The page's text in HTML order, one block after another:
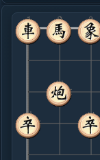
3. 车一平二
.....车９平８
4. 车二进六
.....马２进３
5. 兵七进一
.....砲８平９
6. 车二平三
.....砲９退１
7. 兵五进一